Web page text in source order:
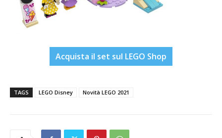
Acquista il set sul LEGO Shop
TAGS LEGO Disney Novità LEGO 2021